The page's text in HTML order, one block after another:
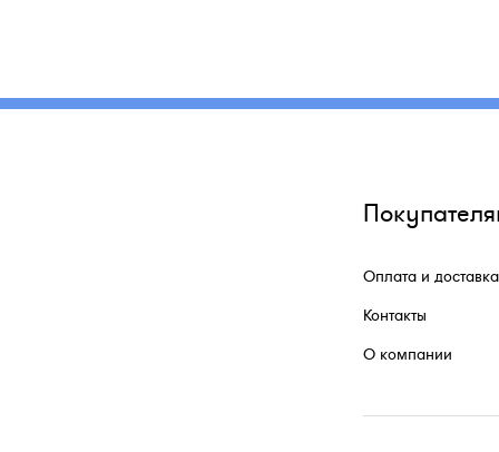
Оплата и доставка
Контакты
О компании